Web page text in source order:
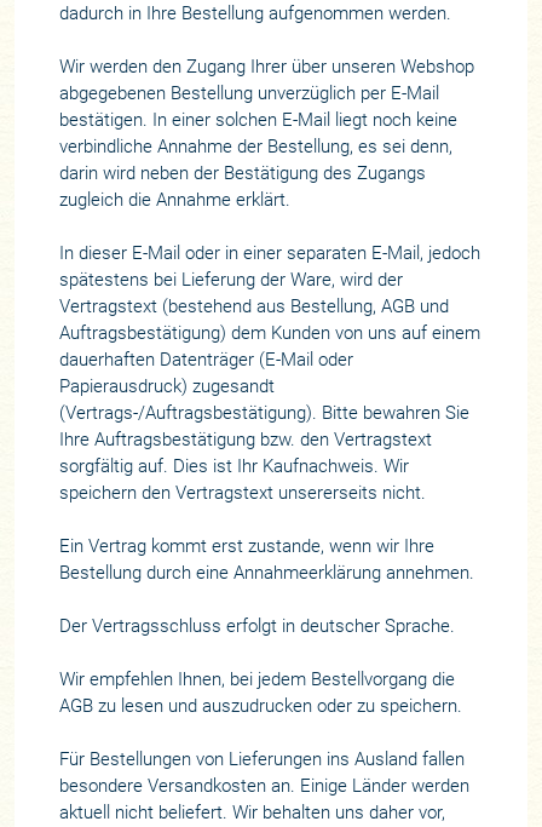
dadurch in Ihre Bestellung aufgenommen werden.
Wir werden den Zugang Ihrer über unseren Webshop
abgegebenen Bestellung unverzüglich per E-Mail
bestätigen. In einer solchen E-Mail liegt noch keine
verbindliche Annahme der Bestellung, es sei denn,
darin wird neben der Bestätigung des Zugangs
zugleich die Annahme erklärt.
In dieser E-Mail oder in einer separaten E-Mail, jedoch
spätestens bei Lieferung der Ware, wird der
Vertragstext (bestehend aus Bestellung, AGB und
Auftragsbestätigung) dem Kunden von uns auf einem
dauerhaften Datenträger (E-Mail oder
Papierausdruck) zugesandt
(Vertrags-/Auftragsbestätigung). Bitte bewahren Sie
Ihre Auftragsbestätigung bzw. den Vertragstext
sorgfältig auf. Dies ist Ihr Kaufnachweis. Wir
speichern den Vertragstext unsererseits nicht.
Ein Vertrag kommt erst zustande, wenn wir Ihre
Bestellung durch eine Annahmeerklärung annehmen.
Der Vertragsschluss erfolgt in deutscher Sprache.
Wir empfehlen Ihnen, bei jedem Bestellvorgang die
AGB zu lesen und auszudrucken oder zu speichern.
Für Bestellungen von Lieferungen ins Ausland fallen
besondere Versandkosten an. Einige Länder werden
aktuell nicht beliefert. Wir behalten uns daher vor,